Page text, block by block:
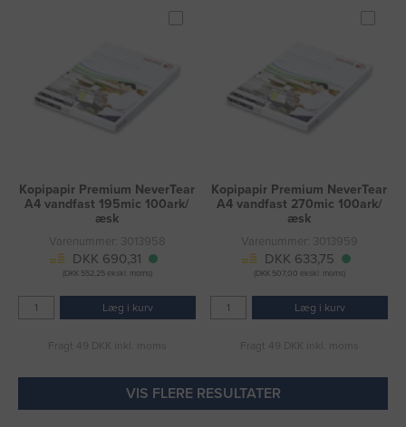
Kopipapir Premium NeverTear
A4 vandfast 195mic 100ark/
æsk
Varenummer: 3013958
DKK 690,31
(DKK 552,25 ekskl. moms)
Læg i kurv
Fragt 49 DKK inkl. moms
Kopipapir Premium NeverTear
A4 vandfast 270mic 100ark/
æsk
Varenummer: 3013959
DKK 633,75
(DKK 507,00 ekskl. moms)
Læg i kurv
Fragt 49 DKK inkl. moms
VIS FLERE RESULTATER